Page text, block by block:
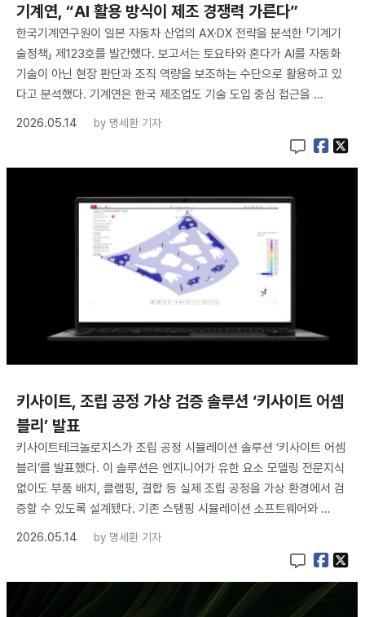
기계연, “AI 활용 방식이 제조 경쟁력 가른다”
한국기계연구원이 일본 자동차 산업의 AX·DX 전략을 분석한 「기계기
술정책」 제123호를 발간했다. 보고서는 토요타와 혼다가 AI를 자동화
기술이 아닌 현장 판단과 조직 역량을 보조하는 수단으로 활용하고 있
다고 분석했다. 기계연은 한국 제조업도 기술 도입 중심 접근을 …
2026.05.14
by 명세환 기자
키사이트, 조립 공정 가상 검증 솔루션 ‘키사이트 어셈
블리’ 발표
키사이트테크놀로지스가 조립 공정 시뮬레이션 솔루션 ‘키사이트 어셈
블리’를 발표했다. 이 솔루션은 엔지니어가 유한 요소 모델링 전문지식
없이도 부품 배치, 클램핑, 결합 등 실제 조립 공정을 가상 환경에서 검
증할 수 있도록 설계됐다. 기존 스탬핑 시뮬레이션 소프트웨어와 …
2026.05.14
by 명세환 기자